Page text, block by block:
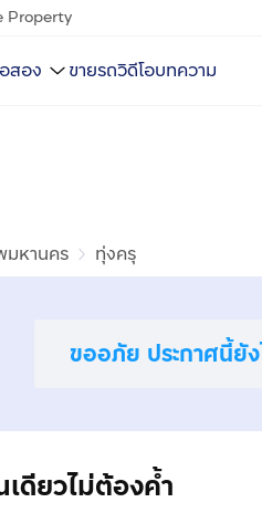
Property
สอง ขายรถวิดีโอบทความ
มหานคร ทุ่งครุ
ขออภัย ประกาศนี้ยัง
ดียวไม่ต้องค้ำ